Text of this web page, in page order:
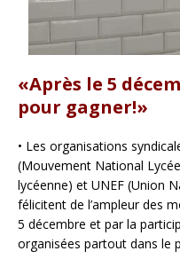
«Après le 5
pour gagner!»
• Les organisations
(Mouvement National
lycéenne) et UNEF (Union
félicitent de l’ampleur des
5 décembre et par la
organisées partout dans le